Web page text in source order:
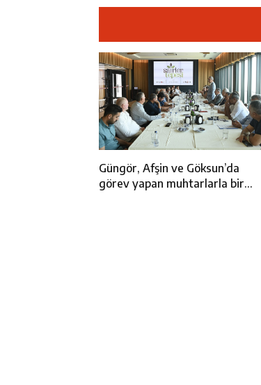
Güngör, Afşin ve Göksun’da
görev yapan muhtarlarla bir